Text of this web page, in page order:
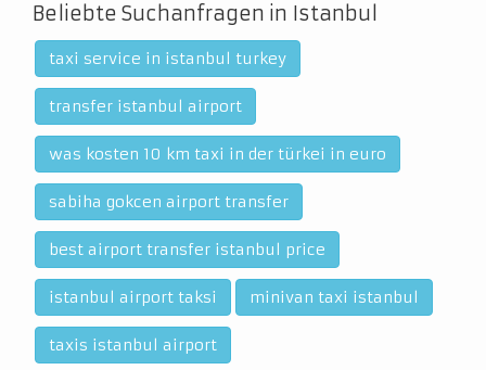
Beliebte Suchanfragen in Istanbul
taxi service in istanbul turkey
transfer istanbul airport
was kosten 10 km taxi in der türkei in euro
sabiha gokcen airport transfer
best airport transfer istanbul price
istanbul airport taksi minivan taxi istanbul
taxis istanbul airport